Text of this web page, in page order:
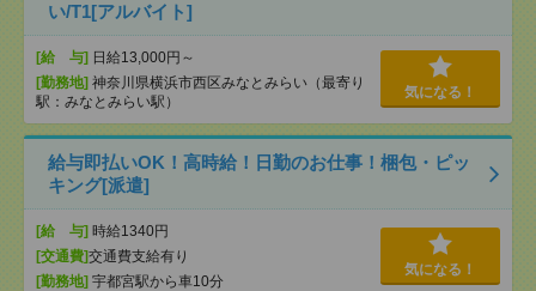
い/T1[アルバイト]
[給 与] 日給13,000円～
[勤務地] 神奈川県横浜市西区みなとみらい（最寄り
駅：みなとみらい駅）
気になる！
給与即払いOK！高時給！日勤のお仕事！梱包・ピッ
キング[派遣]
[給 与] 時給1340円
[交通費]交通費支給有り
[勤務地] 宇都宮駅から車10分
気になる！